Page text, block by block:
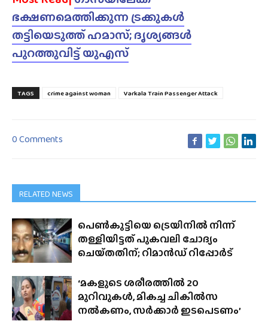
ഭക്ഷണമെത്തിക്കുന്ന ട്രക്കുകൾ
തട്ടിയെടുത്ത് ഹമാസ്; ദൃശ്യങ്ങൾ
പുറത്തുവിട്ട് യുഎസ്
TAGS crime against woman Varkala Train Passenger Attack
0 Comments
RELATED NEWS
പെൺകുട്ടിയെ ട്രെയിനിൽ നിന്ന്
തള്ളിയിട്ടത് പുകവലി ചോദ്യം
ചെയ്‌തതിന്; റിമാൻഡ് റിപ്പോർട്
‘മകളുടെ ശരീരത്തിൽ 20
മുറിവുകൾ, മികച്ച ചികിൽസ
നൽകണം, സർക്കാർ ഇടപെടണം’